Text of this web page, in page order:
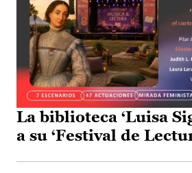
La biblioteca ‘Luisa
a su ‘Festival de